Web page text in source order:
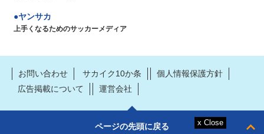
ヤンサカ
上手くなるためのサッカーメディア
お問い合わせ サカイク10か条
個人情報保護方針
広告掲載について
運営会社
ページの先頭に戻る